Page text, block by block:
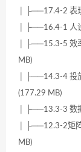
│ ├──17.4-2 表
│ ├──16.4-1 人
│ ├──15.3-5 效
MB)
│ ├──14.3-4 投
(177.29 MB)
│ ├──13.3-3 数
│ ├──12.3-2矩
MB)